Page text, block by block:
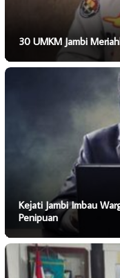
30 UMKM Jambi
Kejati Jambi Imbau
Penipuan